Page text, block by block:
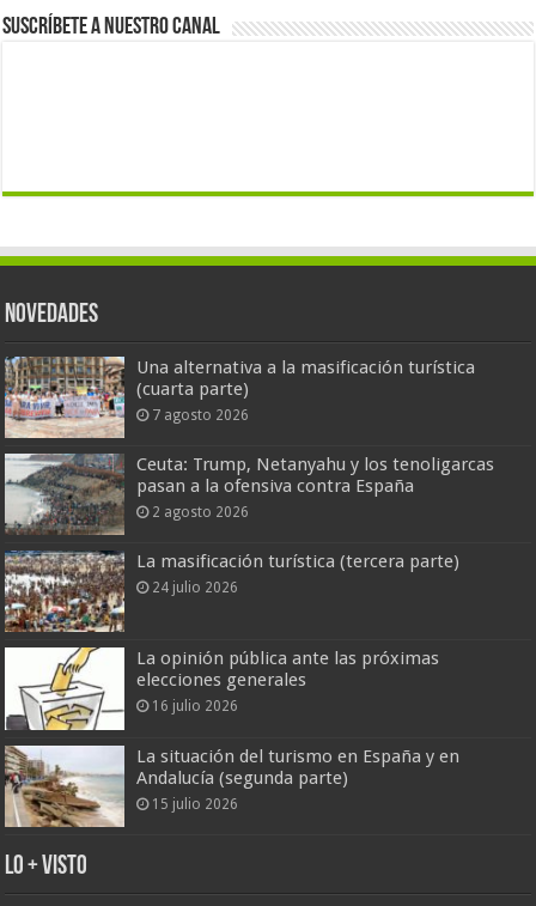
Suscríbete a nuestro canal
Novedades
Una alternativa a la masificación turística
(cuarta parte)
7 agosto 2026
Ceuta: Trump, Netanyahu y los tenoligarcas
pasan a la ofensiva contra España
2 agosto 2026
La masificación turística (tercera parte)
24 julio 2026
La opinión pública ante las próximas
elecciones generales
16 julio 2026
La situación del turismo en España y en
Andalucía (segunda parte)
15 julio 2026
Lo + Visto